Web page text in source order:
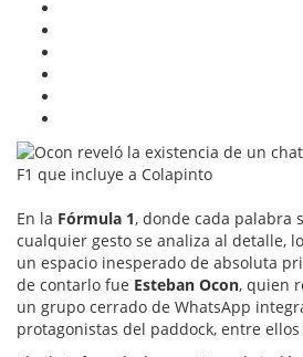
En la Fórmula 1, donde cada palabra
cualquier gesto se analiza al detalle,
un espacio inesperado de absoluta
de contarlo fue Esteban Ocon, quien
un grupo cerrado de WhatsApp
protagonistas del paddock, entre ellos